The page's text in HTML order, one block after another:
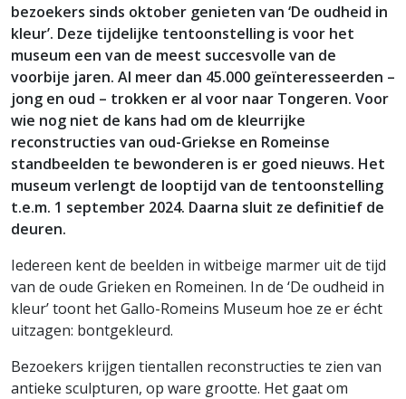
bezoekers sinds oktober genieten van ‘De oudheid in
kleur’. Deze tijdelijke tentoonstelling is voor het
museum een van de meest succesvolle van de
voorbije jaren. Al meer dan 45.000 geïnteresseerden –
jong en oud – trokken er al voor naar Tongeren. Voor
wie nog niet de kans had om de kleurrijke
reconstructies van oud-Griekse en Romeinse
standbeelden te bewonderen is er goed nieuws. Het
museum verlengt de looptijd van de tentoonstelling
t.e.m. 1 september 2024. Daarna sluit ze definitief de
deuren.
Iedereen kent de beelden in witbeige marmer uit de tijd
van de oude Grieken en Romeinen. In de ‘De oudheid in
kleur’ toont het Gallo-Romeins Museum hoe ze er écht
uitzagen: bontgekleurd.
Bezoekers krijgen tientallen reconstructies te zien van
antieke sculpturen, op ware grootte. Het gaat om